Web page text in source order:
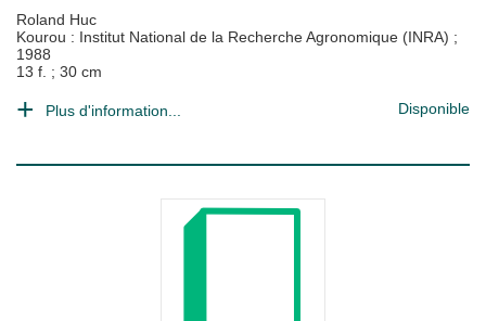
Roland Huc
Kourou : Institut National de la Recherche Agronomique (INRA) ;
1988
13 f. ; 30 cm
Plus d'information... Disponible